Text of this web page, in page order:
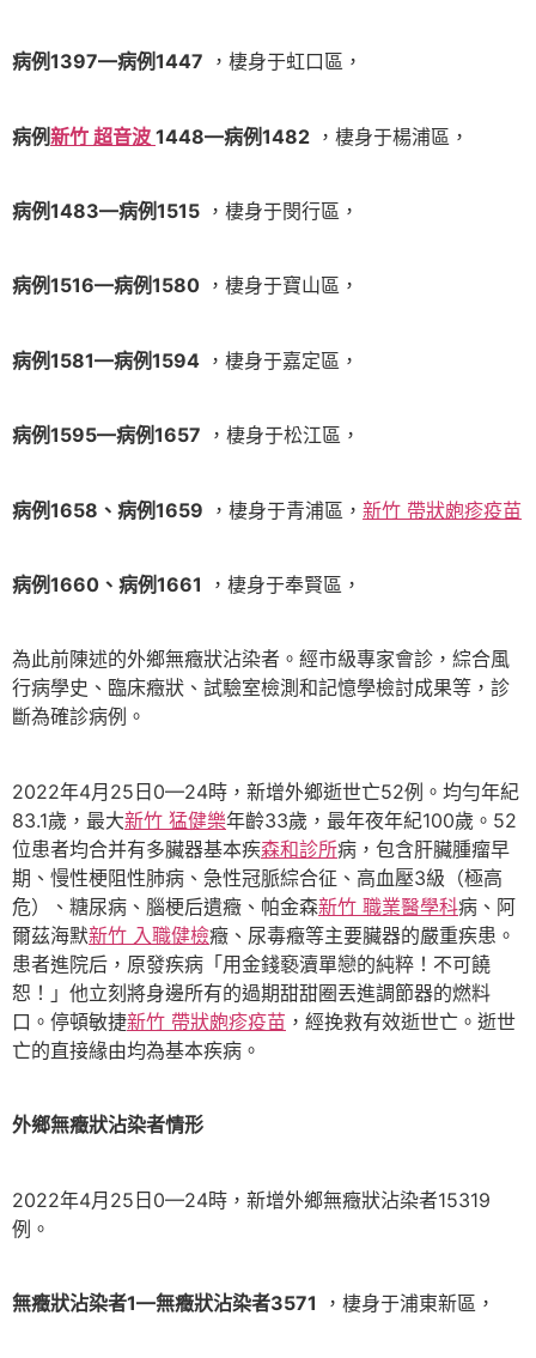
病例1397—病例1447 ，棲身于虹口區，
病例新竹 超音波 1448—病例1482 ，棲身于楊浦區，
病例1483—病例1515 ，棲身于閔行區，
病例1516—病例1580 ，棲身于寶山區，
病例1581—病例1594 ，棲身于嘉定區，
病例1595—病例1657 ，棲身于松江區，
病例1658、病例1659 ，棲身于青浦區， 新竹 帶狀皰疹疫苗
病例1660、病例1661 ，棲身于奉賢區，
為此前陳述的外鄉無癥狀沾染者。經市級專家會診，綜合風
行病學史、臨床癥狀、試驗室檢測和記憶學檢討成果等，診
斷為確診病例。
2022年4月25日0—24時，新增外鄉逝世亡52例。均勻年紀
83.1歲，最大新竹 猛健樂年齡33歲，最年夜年紀100歲。52
位患者均合并有多臟器基本疾森和診所病，包含肝臟腫瘤早
期、慢性梗阻性肺病、急性冠脈綜合征、高血壓3級（極高
危）、糖尿病、腦梗后遺癥、帕金森新竹 職業醫學科病、阿
爾茲海默新竹 入職健檢癥、尿毒癥等主要臟器的嚴重疾患。
患者進院后，原發疾病「用金錢褻瀆單戀的純粹！不可饒
恕！」他立刻將身邊所有的過期甜甜圈丟進調節器的燃料
口。停頓敏捷新竹 帶狀皰疹疫苗 ，經挽救有效逝世亡。逝世
亡的直接緣由均為基本疾病。
外鄉無癥狀沾染者情形
2022年4月25日0—24時，新增外鄉無癥狀沾染者15319
例。
無癥狀沾染者1—無癥狀沾染者3571 ，棲身于浦東新區，